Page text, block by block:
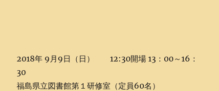
2018年 9月9日（日） 12:30開場 13：00～16：
30
福島県立図書館第１研修室（定員60名）